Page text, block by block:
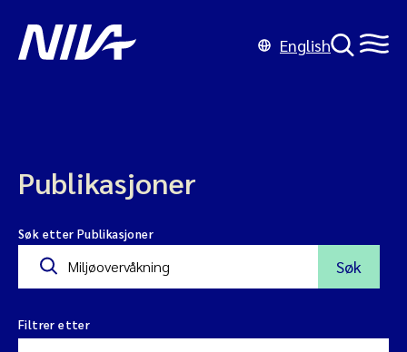
English
Publikasjoner
Søk etter Publikasjoner
Søk
Filtrer etter